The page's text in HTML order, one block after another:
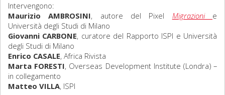
Intervengono:
Maurizio AMBROSINI, autore del Pixel Migrazioni e
Università degli Studi di Milano
Giovanni CARBONE, curatore del Rapporto ISPI e Università
degli Studi di Milano
Enrico CASALE, Africa Rivista
Marta FORESTI, Overseas Development Institute (Londra) –
in collegamento
Matteo VILLA, ISPI